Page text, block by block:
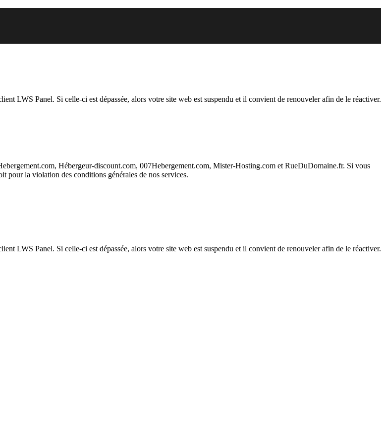
LWS Panel. Si celle-ci est dépassée, alors votre site web est suspendu et il convient de renouveler afin de le réactiver.
Hébergeur-discount.com, 007Hebergement.com, Mister-Hosting.com et RueDuDomaine.fr. Si vous
pour la violation des conditions générales de nos services.
LWS Panel. Si celle-ci est dépassée, alors votre site web est suspendu et il convient de renouveler afin de le réactiver.